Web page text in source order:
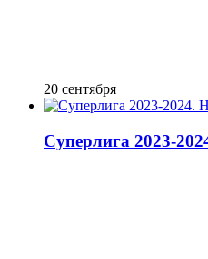
20 сентября
Суперлига 2023-